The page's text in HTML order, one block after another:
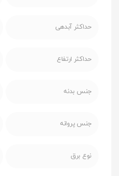
حداکثر آبدهی
حداکثر ارتفاع
جنس بدنه
جنس پروانه
نوع برق